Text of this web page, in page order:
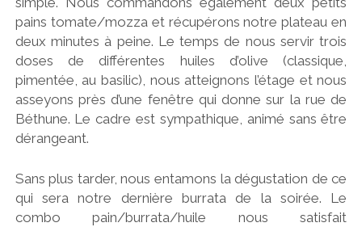
pains tomate/mozza et récupérons notre plateau en
deux minutes à peine. Le temps de nous servir trois
doses de différentes huiles d’olive (classique,
pimentée, au basilic), nous atteignons l’étage et nous
asseyons près d’une fenêtre qui donne sur la rue de
Béthune. Le cadre est sympathique, animé sans être
dérangeant.
Sans plus tarder, nous entamons la dégustation de ce
qui sera notre dernière burrata de la soirée. Le
combo pain/burrata/huile nous satisfait